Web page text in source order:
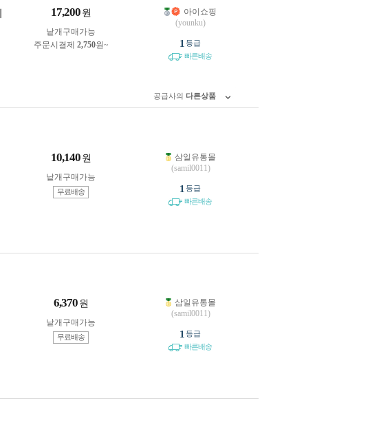
17,200 원
낱개구매가능
주문시결제 2,750원~
아이쇼핑
(younku)
1 등급
빠른배송
공급사의 다른상품
10,140 원
낱개구매가능
무료배송
삼일유통몰
(samil0011)
1 등급
빠른배송
6,370 원
낱개구매가능
무료배송
삼일유통몰
(samil0011)
1 등급
빠른배송